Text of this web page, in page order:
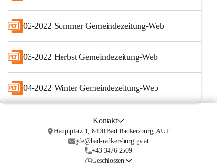
02-2022 Sommer Gemeindezeitung-Web
03-2022 Herbst Gemeindezeitung-Web
04-2022 Winter Gemeindezeitung-Web
Kontakt
Hauptplatz 1, 8490 Bad Radkersburg, AUT
gde@bad-radkersburg.gv.at
+43 3476 2509
Geschlossen